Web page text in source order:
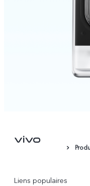
Liens populaires